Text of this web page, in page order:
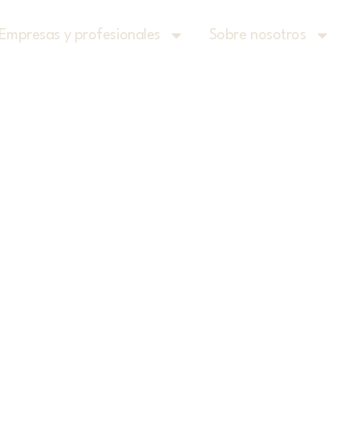
Empresas y profesionales Sobre nosotros